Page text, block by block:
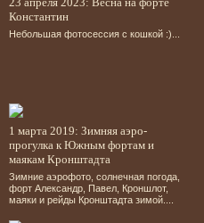
Константин
Небольшая фотосессия с кошкой :)...
1 марта 2019: Зимняя аэро-
прогулка к Южным фортам и
маякам Кронштадта
Зимние аэрофото, солнечная погода,
форт Александр, Павел, Кроншлот,
маяки и рейды Кронштадта зимой....